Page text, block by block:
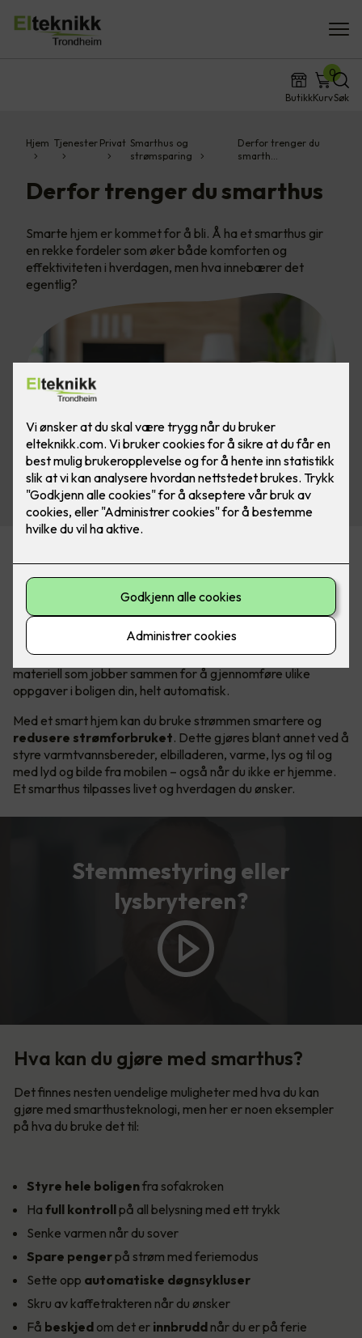
ButikkKurv
0
Søk
Hjem Tjenester Privat Smarthus og
strømsparing
Derfor trenger du
smarth…
Derfor trenger du smarthus
Smarte hjem er kommet for å bli. Å ha et smarthus gir
en rekke fordeler som øker både komforten og
effektiviteten i hverdagen, men hva innebærer det
egentlig?
Hva er egentlig et smarthus?
I vår hektiske hverdag søker vi stadig etter måter å gjøre
livet enklere, mer behagelig og mer tilpasset våre individuelle
behov. Det er her smarthusteknologi kommer inn.
Kort forklartbestår et smarthus av elektronikk og el-
materiell som jobber sammen for å gjennomføre ulike
oppgaver i boligen din, helt automatisk.
Med et smart hjem kan du bruke strømmen smartere og
redusere strømforbruket. Dette gjøres blant annet ved å
styre varmtvannsbereder, elbilladeren, varme, lys og til og
med lyd og bilde fra mobilen – også når du ikke er hjemme.
Et smarthus tilpasses livet og hverdagen du ønsker.
Stemmestyring eller
lysbryteren?
Hva kan du gjøre med smarthus?
Det finnes nesten uendelige muligheter med hva du kan
gjøre med smarthusteknologi, men her er noen eksempler
på hva du bruke det til:
Styre hele boligenfra sofakroken
Ha full kontrollpå all belysning med ett trykk
Senke varmen når du sover
Spare pengerpå strøm med feriemodus
Sette opp automatiske døgnsykluser
Skru av kaffetrakteren når du ønsker
Få beskjed om det er innbrudd når du er på ferie